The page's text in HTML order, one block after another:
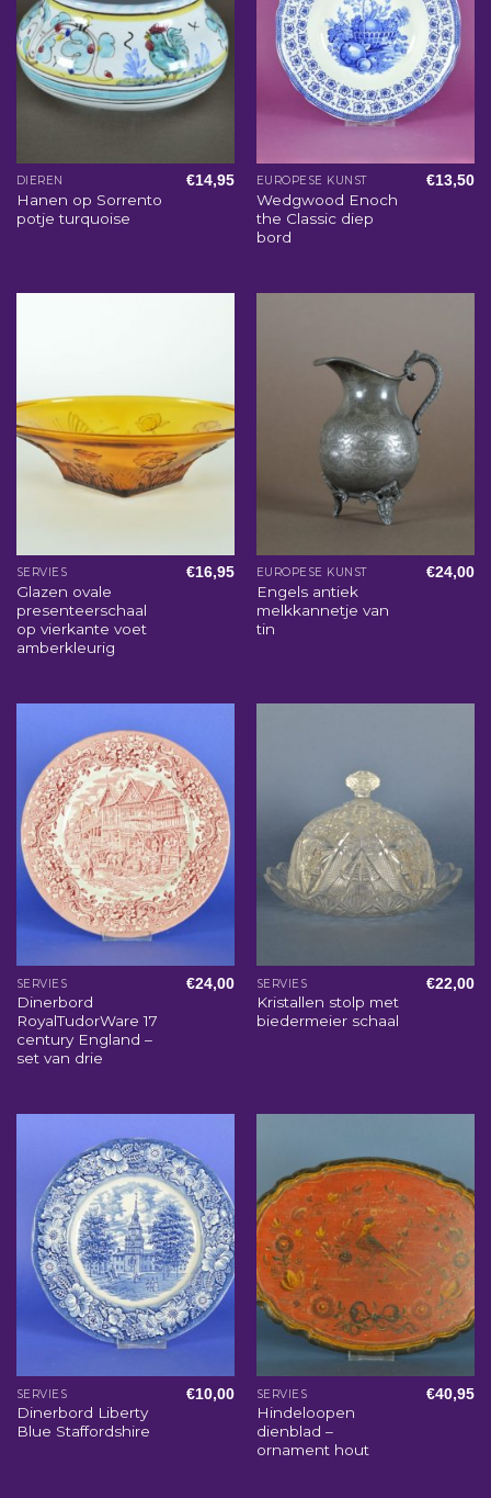
DIEREN
Hanen op Sorrento
potje turquoise
€14,95 EUROPESE KUNST
Wedgwood Enoch
the Classic diep
bord
€13,50
SERVIES
Glazen ovale
presenteerschaal
op vierkante voet
amberkleurig
€16,95 EUROPESE KUNST
Engels antiek
melkkannetje van
tin
€24,00
SERVIES
Dinerbord
RoyalTudorWare 17
century England –
set van drie
€24,00 SERVIES
Kristallen stolp met
biedermeier schaal
€22,00
SERVIES
Dinerbord Liberty
Blue Staffordshire
€10,00 SERVIES
Hindeloopen
dienblad –
ornament hout
€40,95